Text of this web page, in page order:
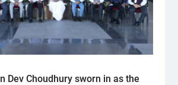
Dev Choudhury sworn in as the